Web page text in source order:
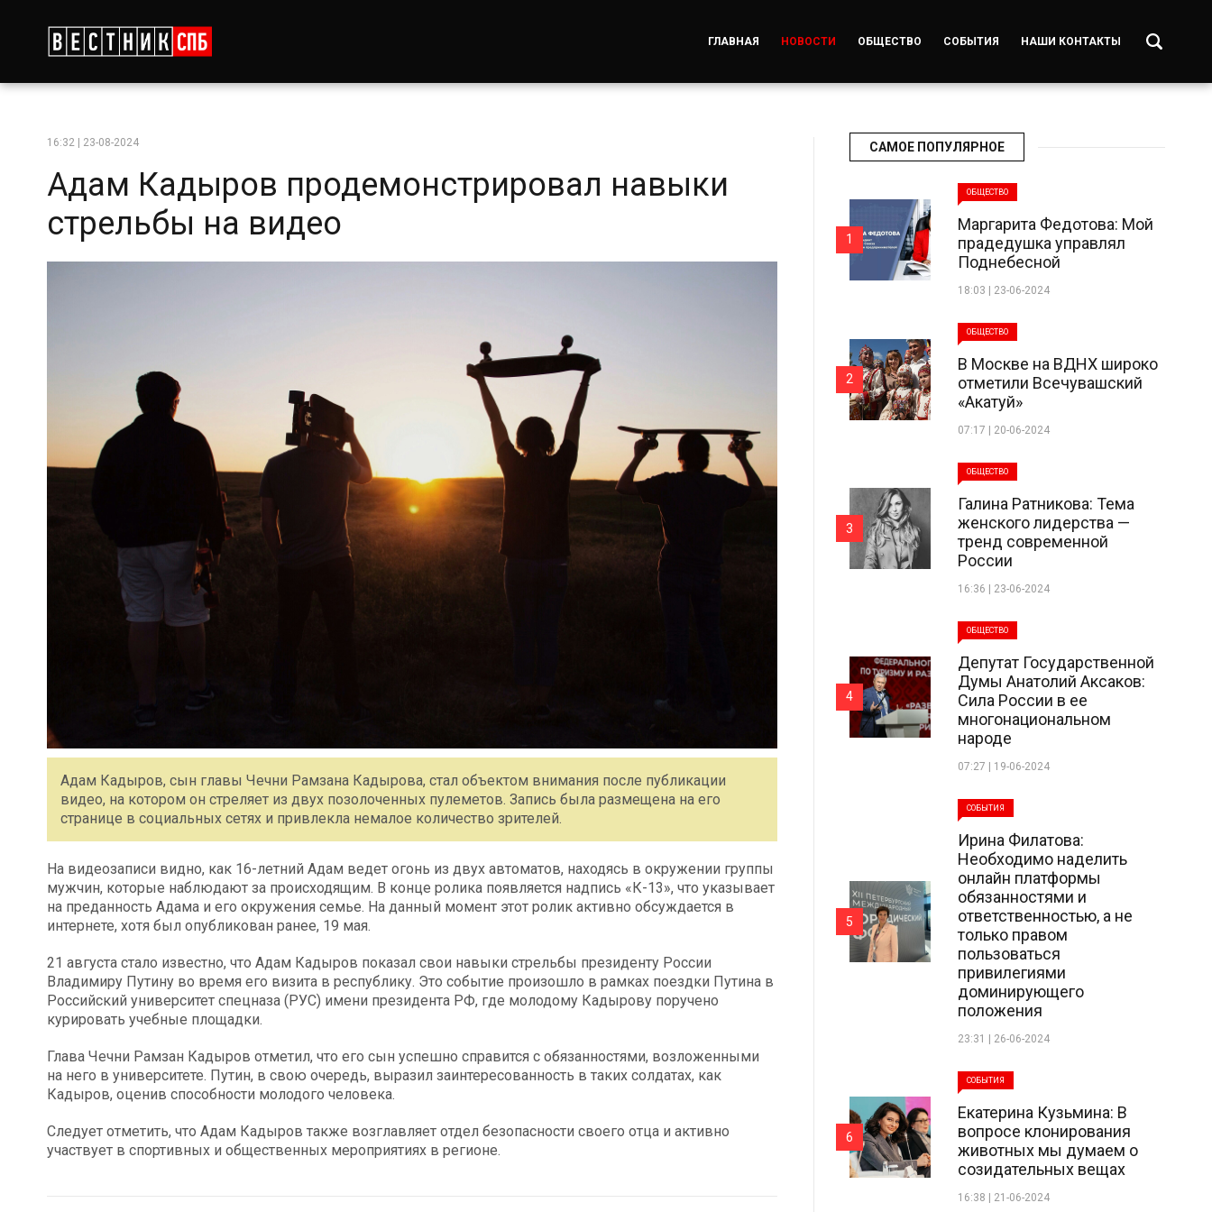
ГЛАВНАЯ НОВОСТИ ОБЩЕСТВО СОБЫТИЯ НАШИ КОНТАКТЫ
16:32 | 23-08-2024
Адам Кадыров продемонстрировал навыки
стрельбы на видео
Адам Кадыров, сын главы Чечни Рамзана Кадырова, стал объектом внимания после публикации
видео, на котором он стреляет из двух позолоченных пулеметов. Запись была размещена на его
странице в социальных сетях и привлекла немалое количество зрителей.
На видеозаписи видно, как 16-летний Адам ведет огонь из двух автоматов, находясь в окружении группы
мужчин, которые наблюдают за происходящим. В конце ролика появляется надпись «К-13», что указывает
на преданность Адама и его окружения семье. На данный момент этот ролик активно обсуждается в
интернете, хотя был опубликован ранее, 19 мая.
21 августа стало известно, что Адам Кадыров показал свои навыки стрельбы президенту России
Владимиру Путину во время его визита в республику. Это событие произошло в рамках поездки Путина в
Российский университет спецназа (РУС) имени президента РФ, где молодому Кадырову поручено
курировать учебные площадки.
Глава Чечни Рамзан Кадыров отметил, что его сын успешно справится с обязанностями, возложенными
на него в университете. Путин, в свою очередь, выразил заинтересованность в таких солдатах, как
Кадыров, оценив способности молодого человека.
Следует отметить, что Адам Кадыров также возглавляет отдел безопасности своего отца и активно
участвует в спортивных и общественных мероприятиях в регионе.
САМОЕ ПОПУЛЯРНОЕ
ОБЩЕСТВО
Маргарита Федотова: Мой
прадедушка управлял
Поднебесной
18:03 | 23-06-2024
1
ОБЩЕСТВО
В Москве на ВДНХ широко
отметили Всечувашский
«Акатуй»
07:17 | 20-06-2024
2
ОБЩЕСТВО
Галина Ратникова: Тема
женского лидерства —
тренд современной
России
16:36 | 23-06-2024
3
ОБЩЕСТВО
Депутат Государственной
Думы Анатолий Аксаков:
Сила России в ее
многонациональном
народе
07:27 | 19-06-2024
4
СОБЫТИЯ
Ирина Филатова:
Необходимо наделить
онлайн платформы
обязанностями и
ответственностью, а не
только правом
пользоваться
привилегиями
доминирующего
положения
23:31 | 26-06-2024
5
СОБЫТИЯ
Екатерина Кузьмина: В
вопросе клонирования
животных мы думаем о
созидательных вещах
16:38 | 21-06-2024
6